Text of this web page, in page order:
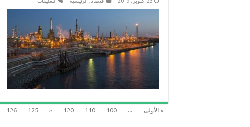
مفاجئ
في
المخزون
الأمريكي،
واحتمال
تحرك
أوبك
مغلقة
« الأولى ...
100
110
120
«
125
126